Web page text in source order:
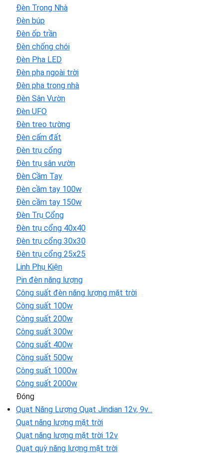
Đèn Trong Nhà
Đèn búp
Đèn ốp trần
Đèn chống chói
Đèn Pha LED
Đèn pha ngoài trời
Đèn pha trong nhà
Đèn Sân Vườn
Đèn UFO
Đèn treo tường
Đèn cấm đất
Đèn trụ cổng
Đèn trụ sân vườn
Đèn Cầm Tay
Đèn cầm tay 100w
Đèn cầm tay 150w
Đèn Trụ Cổng
Đèn trụ cổng 40x40
Đèn trụ cổng 30x30
Đèn trụ cổng 25x25
Linh Phụ Kiện
Pin đèn năng lượng
Công suất đèn năng lượng mặt trời
Công suất 100w
Công suất 200w
Công suất 300w
Công suất 400w
Công suất 500w
Công suất 1000w
Công suất 2000w
Đóng
Quạt Năng Lượng Quạt Jindian 12v, 9v...
Quạt năng lượng mặt trời
Quạt năng lượng mặt trời 12v
Quạt quỳ năng lượng mặt trời